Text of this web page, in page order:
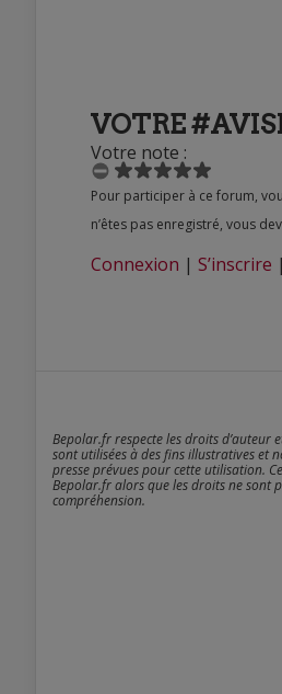
VOTRE
Votre note :
Pour participer à ce forum, vous devez vous enregistrer au préalable. Merci d’indiquer ci-dessous l’identifiant personnel qui vous a été fourni. Si vous
n’êtes pas enregistré, vous
Connexion | S’inscrire |
Bepolar.fr respecte les droits d’auteur
sont utilisées à des fins illustratives et
presse prévues pour cette utilisation.
Bepolar.fr alors que les droits ne sont
compréhension.